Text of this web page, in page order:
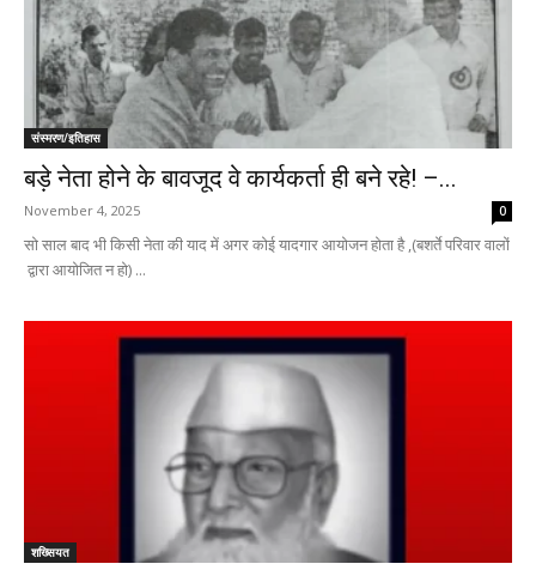
संस्मरण/इतिहास
बड़े नेता होने के बावजूद वे कार्यकर्ता ही बने रहे‌! –...
November 4, 2025 0
सो साल बाद भी किसी नेता की याद में अगर कोई‌ यादगार आयोजन होता है ,(बशर्ते परिवार वालों
‌ द्वारा आयोजित न हो) ‌...
शख्सियत